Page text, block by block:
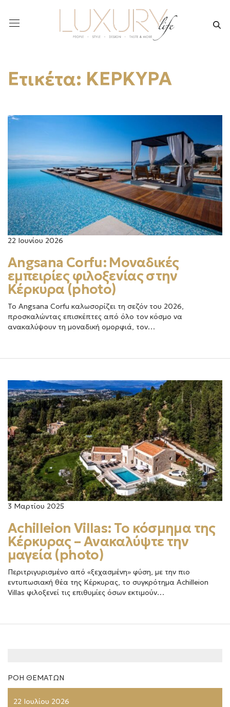
Ετικέτα: ΚΕΡΚΥΡΑ
22 Ιουνίου 2026
Angsana Corfu: Μοναδικές
εμπειρίες φιλοξενίας στην
Κέρκυρα (photo)
Το Angsana Corfu καλωσορίζει τη σεζόν του 2026,
προσκαλώντας επισκέπτες από όλο τον κόσμο να
ανακαλύψουν τη μοναδική ομορφιά, τον…
3 Μαρτίου 2025
Achilleion Villas: Το κόσμημα της
Κέρκυρας – Ανακαλύψτε την
μαγεία (photo)
Περιτριγυρισμένο από «ξεχασμένη» φύση, με την πιο
εντυπωσιακή θέα της Κέρκυρας, το συγκρότημα Achilleion
Villas φιλοξενεί τις επιθυμίες όσων εκτιμούν…
ΡΟΗ ΘΕΜΑΤΩΝ
22 Ιουλίου 2026